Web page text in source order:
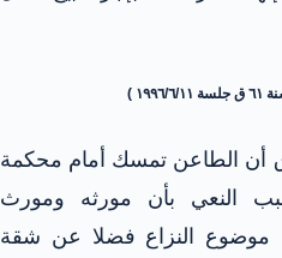
أن الطاعن تمسك أمام محكمة
النعي بأن مورثه ومورث
النزاع فضلا عن شقة